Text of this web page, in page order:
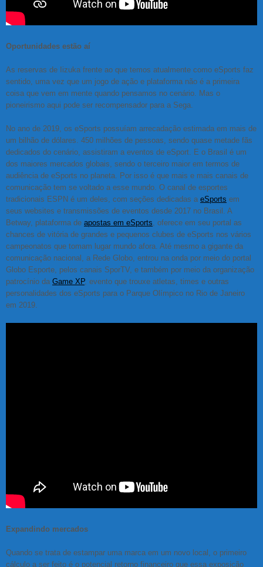
Oportunidades estão aí
As reservas de Iizuka frente ao que temos atualmente como eSports faz
sentido, uma vez que um jogo de ação e plataforma não é a primeira
coisa que vem em mente quando pensamos no cenário. Mas o
pioneirismo aqui pode ser recompensador para a Sega.
No ano de 2019, os eSports possuíam arrecadação estimada em mais de
um bilhão de dólares. 450 milhões de pessoas, sendo quase metade fãs
dedicados do cenário, assistiram a eventos de eSport. E o Brasil é um
dos maiores mercados globais, sendo o terceiro maior em termos de
audiência de eSports no planeta. Por isso é que mais e mais canais de
comunicação tem se voltado a esse mundo. O canal de esportes
tradicionais ESPN é um deles, com seções dedicadas a eSports em
seus websites e transmissões de eventos desde 2017 no Brasil. A
Betway, plataforma de apostas em eSports , oferece em seu portal as
chances de vitória de grandes e pequenos clubes de eSports nos vários
campeonatos que tomam lugar mundo afora. Até mesmo a gigante da
comunicação nacional, a Rede Globo, entrou na onda por meio do portal
Globo Esporte, pelos canais SporTV, e também por meio da organização
patrocínio da Game XP, evento que trouxe atletas, times e outras
personalidades dos eSports para o Parque Olímpico no Rio de Janeiro
em 2019.
Expandindo mercados
Quando se trata de estampar uma marca em um novo local, o primeiro
cálculo a ser feito é o potencial retorno financeiro que essa exposição